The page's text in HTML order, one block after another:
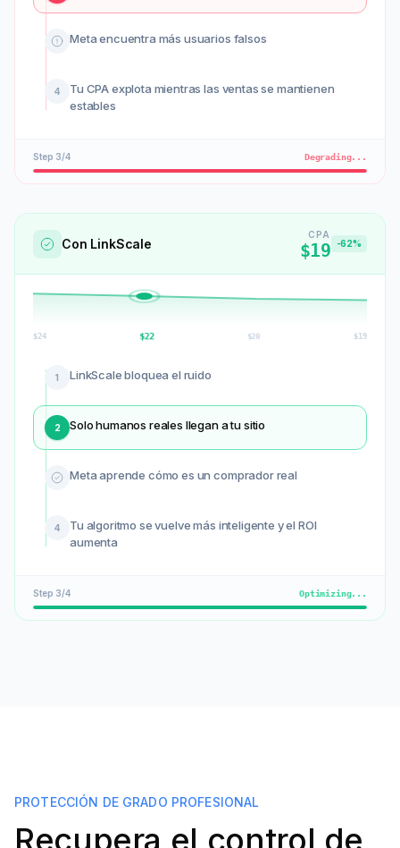
Meta encuentra más usuarios falsos
4
Tu CPA explota mientras las ventas se mantienen
estables
Step 3/4 Degrading...
Con LinkScale
CPA
$19 -62%
$24 $22 $20 $19
1 LinkScale bloquea el ruido
2 Solo humanos reales llegan a tu sitio
Meta aprende cómo es un comprador real
4
Tu algoritmo se vuelve más inteligente y el ROI
aumenta
Step 3/4 Optimizing...
PROTECCIÓN DE GRADO PROFESIONAL
Recupera el control de